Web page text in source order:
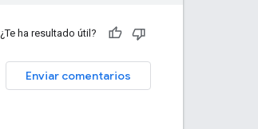
¿Te ha resultado útil?
Enviar comentarios